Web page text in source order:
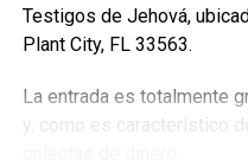
VER SIGUIENTE
El escalofriante
NO TE PIERDAS
Putin acusó a Ucrania
Testigos de Jehová,
Plant City, FL 33563.
La entrada es totalmente
y, como es característico